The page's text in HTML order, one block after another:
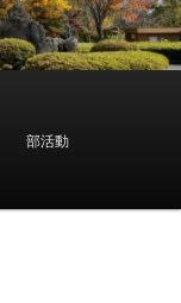
部活動